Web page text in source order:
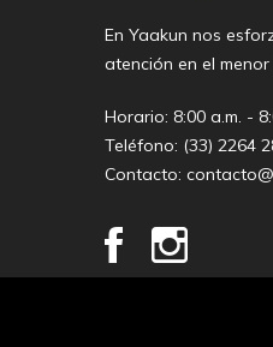
En Yaakun nos
atención en el
Horario: 8:00 a.m. -
Teléfono: (33) 2264
Contacto: